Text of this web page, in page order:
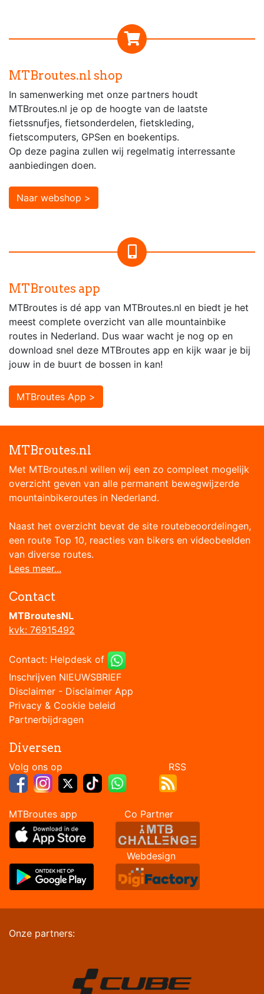
MTBroutes.nl shop
In samenwerking met onze partners houdt
MTBroutes.nl je op de hoogte van de laatste
fietssnufjes, fietsonderdelen, fietskleding,
fietscomputers, GPSen en boekentips.
Op deze pagina zullen wij regelmatig interressante
aanbiedingen doen.
Naar webshop >
MTBroutes app
MTBroutes is dé app van MTBroutes.nl en biedt je het
meest complete overzicht van alle mountainbike
routes in Nederland. Dus waar wacht je nog op en
download snel deze MTBroutes app en kijk waar je bij
jouw in de buurt de bossen in kan!
MTBroutes App >
MTBroutes.nl
Met MTBroutes.nl willen wij een zo compleet mogelijk
overzicht geven van alle permanent bewegwijzerde
mountainbikeroutes in Nederland.
Naast het overzicht bevat de site routebeoordelingen,
een route Top 10, reacties van bikers en videobeelden
van diverse routes.
Lees meer...
Contact
MTBroutesNL
kvk: 76915492
Contact: Helpdesk of
Inschrijven NIEUWSBRIEF
Disclaimer - Disclaimer App
Privacy & Cookie beleid
Partnerbijdragen
Diversen
Volg ons op RSS
MTBroutes app Co Partner
Webdesign
Onze partners: